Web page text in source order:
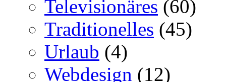
Televisionäres (60)
Traditionelles (45)
Urlaub (4)
Webdesign (12)